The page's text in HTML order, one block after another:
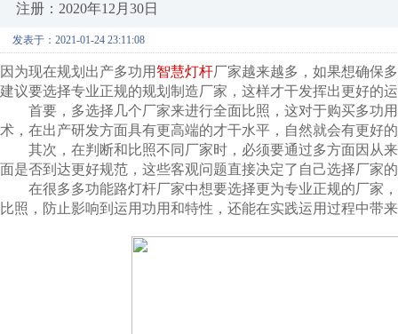
注册：2020年12月30日
发表于：2021-01-24 23:11:08
因为现在规划出产多功用 智慧灯杆厂家越来越多，如果想确保
建议要选择专业正规的规划制造厂家，这样才干发挥出更好的
首要，多选择几个厂家来进行全面比照，这对于购买多功
术，在出产研发方面具有更高端的才干水平，自然就会有更好
其次，在判断和比照不同厂家时，必须要通过多方面因从
面是否到达更好规范，这些客观问题直接决定了自己选择厂家
在很多多功能路灯杆厂家中想要选择更为专业正规的厂家
比照，防止影响到运用功用和特性，还能在实践运用过程中带